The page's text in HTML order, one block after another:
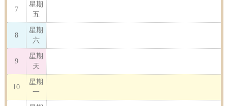
7
星期
五
8
星期
六
9
星期
天
10
星期
一